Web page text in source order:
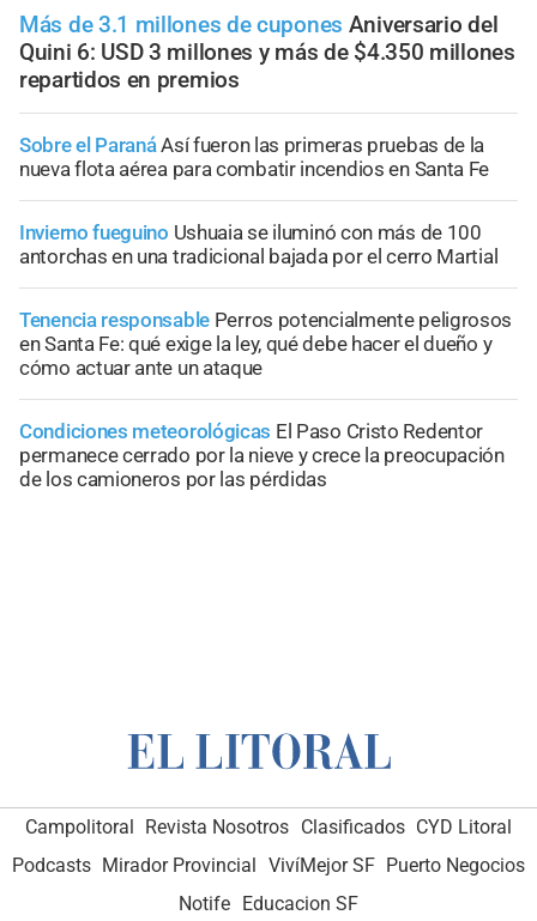
Más de 3.1 millones de cupones Aniversario del
Quini 6: USD 3 millones y más de $4.350 millones
repartidos en premios
Sobre el ParanáAsí fueron las primeras pruebas de la
nueva flota aérea para combatir incendios en Santa Fe
Invierno fueguino Ushuaia se iluminó con más de 100
antorchas en una tradicional bajada por el cerro Martial
Tenencia responsable Perros potencialmente peligrosos
en Santa Fe: qué exige la ley, qué debe hacer el dueño y
cómo actuar ante un ataque
Condiciones meteorológicas El Paso Cristo Redentor
permanece cerrado por la nieve y crece la preocupación
de los camioneros por las pérdidas
Campolitoral Revista Nosotros Clasificados CYD Litoral
Podcasts Mirador Provincial VivíMejor SF Puerto Negocios
Notife Educacion SF